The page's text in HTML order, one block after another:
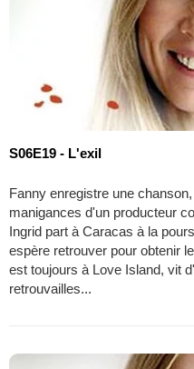
S06E19 - L'exil
Fanny enregistre une
manigances d'un producteur
Ingrid part à Caracas à la
espère retrouver pour obtenir
est toujours à Love Island, vit
retrouvailles...